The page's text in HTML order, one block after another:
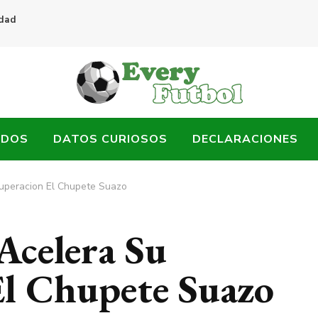
DATOS CURIOSOS DECLARACIONES
El Chupete Suazo
Su
Chupete Suazo